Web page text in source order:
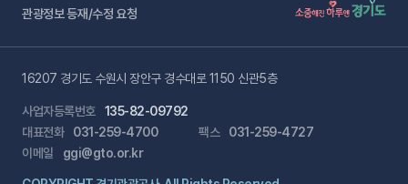
관광정보 등재/수정 요청
16207 경기도 수원시 장안구 경수대로 1150 신관5층
사업자등록번호
135-82-09792
대표전화
031-259-4700 팩스
031-259-4727
이메일
ggi@gto.or.kr